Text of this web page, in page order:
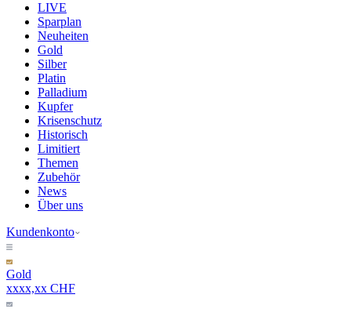
LIVE
Sparplan
Neuheiten
Gold
Silber
Platin
Palladium
Kupfer
Krisenschutz
Historisch
Limitiert
Themen
Zubehör
News
Über uns
Kundenkonto
Gold
xxxx,xx CHF